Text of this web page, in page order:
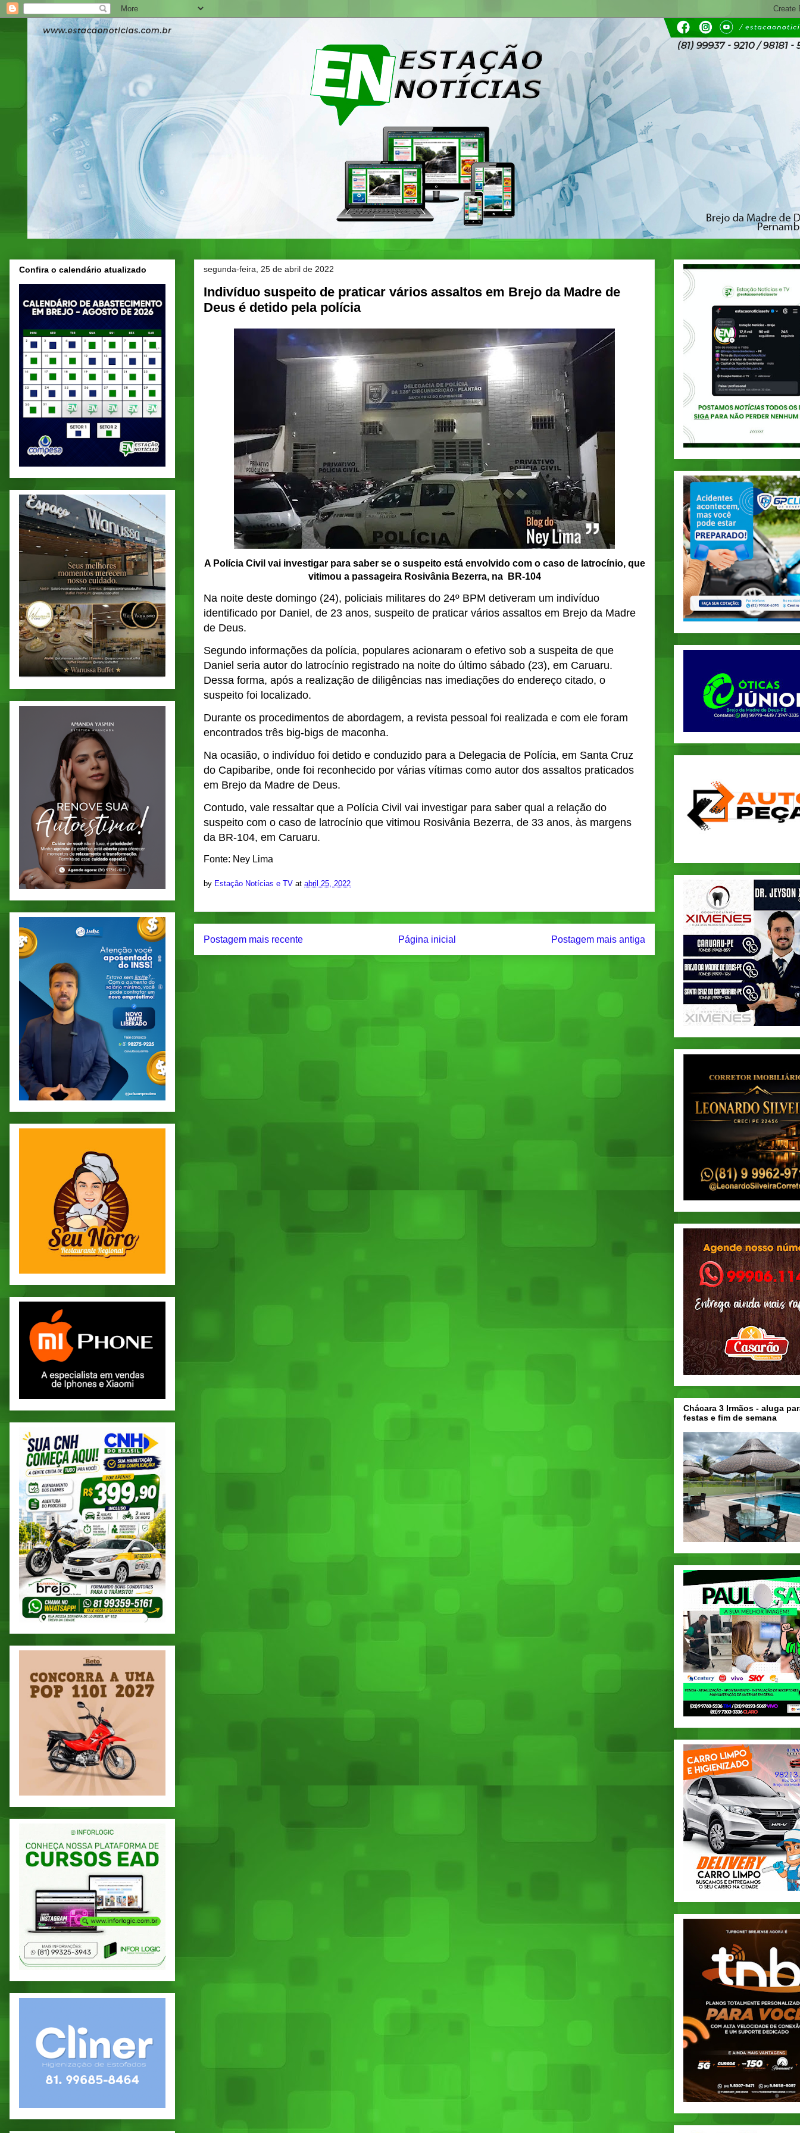
segunda-feira, 25 de abril de 2022
Indivíduo suspeito de praticar vários assaltos em Brejo da Madre de
Deus é detido pela polícia
A Polícia Civil vai investigar para saber se o suspeito está envolvido com o caso de latrocínio, que
vitimou a passageira Rosivânia Bezerra, na BR-104
Na noite deste domingo (24), policiais militares do 24º BPM detiveram um indivíduo
identificado por Daniel, de 23 anos, suspeito de praticar vários assaltos em Brejo da Madre
de Deus.
Segundo informações da polícia, populares acionaram o efetivo sob a suspeita de que
Daniel seria autor do latrocínio registrado na noite do último sábado (23), em Caruaru.
Dessa forma, após a realização de diligências nas imediações do endereço citado, o
suspeito foi localizado.
Durante os procedimentos de abordagem, a revista pessoal foi realizada e com ele foram
encontrados três big-bigs de maconha.
Na ocasião, o indivíduo foi detido e conduzido para a Delegacia de Polícia, em Santa Cruz
do Capibaribe, onde foi reconhecido por várias vítimas como autor dos assaltos praticados
em Brejo da Madre de Deus.
Contudo, vale ressaltar que a Polícia Civil vai investigar para saber qual a relação do
suspeito com o caso de latrocínio que vitimou Rosivânia Bezerra, de 33 anos, às margens
da BR-104, em Caruaru.
Fonte: Ney Lima
by Estação Notícias e TV at abril 25, 2022
Postagem mais recente Postagem mais antiga
Página inicial
Confira o calendário atualizado
Chácara 3 Irmãos - aluga
festas e fim de semana